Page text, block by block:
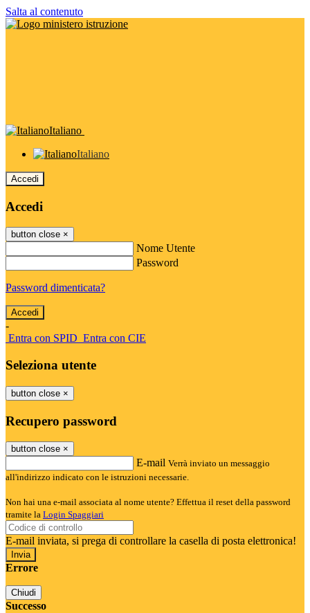
Salta al contenuto
Italiano
Italiano
Accedi
Accedi
button close ×
Nome Utente
Password
Password dimenticata?
-
Entra con SPID Entra con CIE
Seleziona utente
button close ×
Recupero password
button close ×
E-mail Verrà inviato un messaggio
all'indirizzo indicato con le istruzioni necessarie.
Non hai una e-mail associata al nome utente? Effettua il reset della password
tramite la Login Spaggiari
E-mail inviata, si prega di controllare la casella di posta elettronica!
Errore
Chiudi
Successo